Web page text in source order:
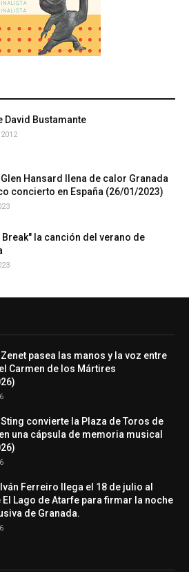
David Bustamante
Hansard llena de calor Granada
concierto en España (26/01/2023)
Break" la canción del verano de
pasea las manos y la voz entre
Carmen de los Mártires
convierte la Plaza de Toros de
una cápsula de memoria musical
Ferreiro llega el 18 de julio al
El Lago de Atarfe para firmar la noche
de Granada.